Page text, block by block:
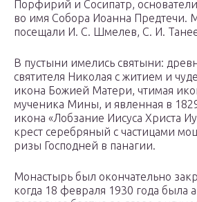
Порфирий и Сосипатр,
во имя Собора Иоанна Предтечи.
посещали И. С. Шмелев, С. И.
В пустыни имелись святыни:
святителя Николая с житием и
икона Божией Матери, чтимая
мученика Мины, и явленная в
икона «Лобзание Иисуса Христа
крест серебряный с частицами
ризы Господней в панагии.
Монастырь был окончательно
когда 18 февраля 1930 года была